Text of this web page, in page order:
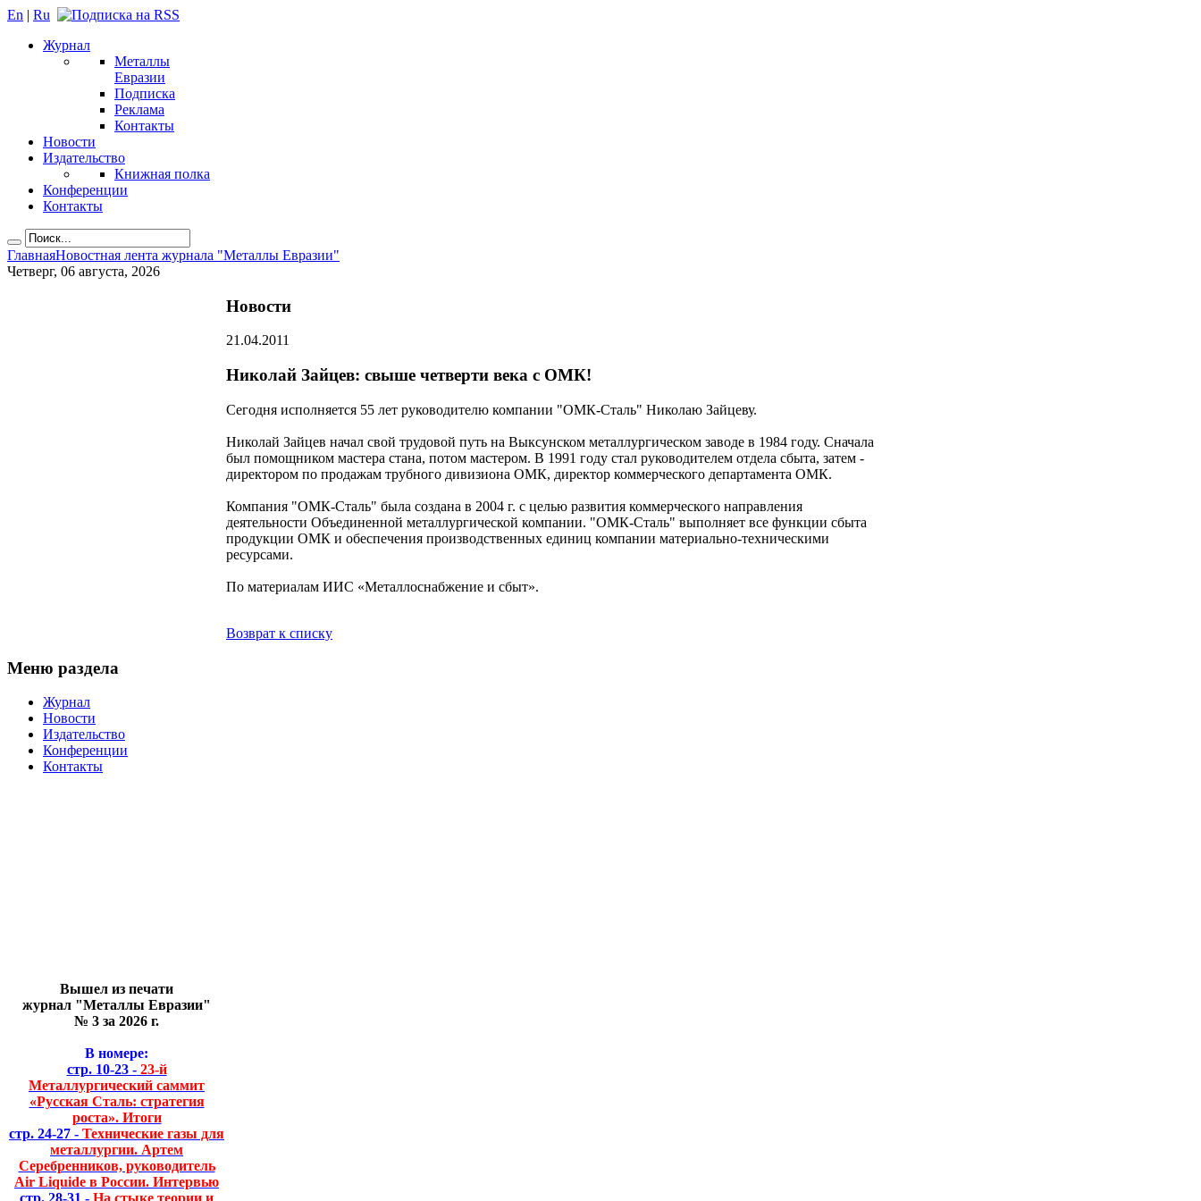
En | Ru
Журнал
Металлы
Евразии
Подписка
Реклама
Контакты
Новости
Издательство
Книжная полка
Конференции
Контакты
ГлавнаяНовостная лента журнала "Металлы Евразии"
Четверг, 06 августа, 2026
Новости
21.04.2011
Николай Зайцев: свыше четверти века с ОМК!
Сегодня исполняется 55 лет руководителю компании "ОМК-Сталь" Николаю Зайцеву.
Николай Зайцев начал свой трудовой путь на Выксунском металлургическом заводе в 1984 году. Сначала
был помощником мастера стана, потом мастером. В 1991 году стал руководителем отдела сбыта, затем -
директором по продажам трубного дивизиона ОМК, директор коммерческого департамента ОМК.
Компания "ОМК-Сталь" была создана в 2004 г. с целью развития коммерческого направления
деятельности Объединенной металлургической компании. "ОМК-Сталь" выполняет все функции сбыта
продукции ОМК и обеспечения производственных единиц компании материально-техническими
ресурсами.
По материалам ИИС «Металлоснабжение и сбыт».
Возврат к списку
Меню раздела
Журнал
Новости
Издательство
Конференции
Контакты
Вышел из печати
журнал "Металлы Евразии"
№ 3 за 2026 г.
В номере:
стр. 10-23 -23-й
Металлургический саммит
«Русская Сталь: стратегия
роста». Итоги
стр. 24-27 - Технические газы для
металлургии. Артем
Серебренников, руководитель
Air Liquide в России. Интервью